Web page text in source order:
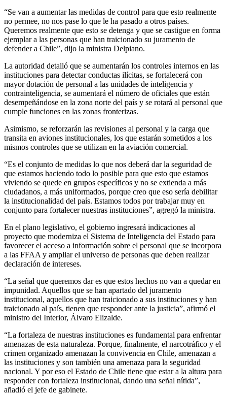
“Se van a aumentar las medidas de control para que esto realmente
no permee, no nos pase lo que le ha pasado a otros países.
Queremos realmente que esto se detenga y que se castigue en forma
ejemplar a las personas que han traicionado su juramento de
defender a Chile”, dijo la ministra Delpiano.
La autoridad detalló que se aumentarán los controles internos en las
instituciones para detectar conductas ilícitas, se fortalecerá con
mayor dotación de personal a las unidades de inteligencia y
contrainteligencia, se aumentará el número de oficiales que están
desempeñándose en la zona norte del país y se rotará al personal que
cumple funciones en las zonas fronterizas.
Asimismo, se reforzarán las revisiones al personal y la carga que
transita en aviones institucionales, los que estarán sometidos a los
mismos controles que se utilizan en la aviación comercial.
“Es el conjunto de medidas lo que nos deberá dar la seguridad de
que estamos haciendo todo lo posible para que esto que estamos
viviendo se quede en grupos específicos y no se extienda a más
ciudadanos, a más uniformados, porque creo que eso sería debilitar
la institucionalidad del país. Estamos todos por trabajar muy en
conjunto para fortalecer nuestras instituciones”, agregó la ministra.
En el plano legislativo, el gobierno ingresará indicaciones al
proyecto que moderniza el Sistema de Inteligencia del Estado para
favorecer el acceso a información sobre el personal que se incorpora
a las FFAA y ampliar el universo de personas que deben realizar
declaración de intereses.
“La señal que queremos dar es que estos hechos no van a quedar en
impunidad. Aquellos que se han apartado del juramento
institucional, aquellos que han traicionado a sus instituciones y han
traicionado al país, tienen que responder ante la justicia”, afirmó el
ministro del Interior, Álvaro Elizalde.
“La fortaleza de nuestras instituciones es fundamental para enfrentar
amenazas de esta naturaleza. Porque, finalmente, el narcotráfico y el
crimen organizado amenazan la convivencia en Chile, amenazan a
las instituciones y son también una amenaza para la seguridad
nacional. Y por eso el Estado de Chile tiene que estar a la altura para
responder con fortaleza institucional, dando una señal nítida”,
añadió el jefe de gabinete.